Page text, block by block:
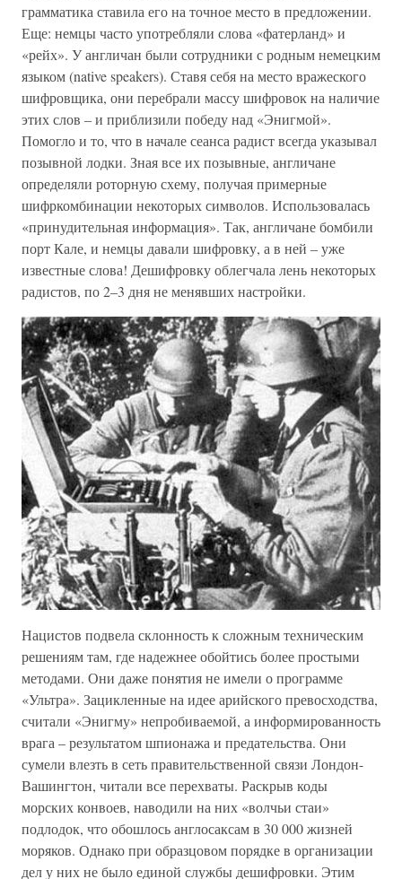
грамматика ставила его на точное место в предложении.
Еще: немцы часто употребляли слова «фатерланд» и
«рейх». У англичан были сотрудники с родным немецким
языком (native speakers). Ставя себя на место вражеского
шифровщика, они перебрали массу шифровок на наличие
этих слов – и приблизили победу над «Энигмой».
Помогло и то, что в начале сеанса радист всегда указывал
позывной лодки. Зная все их позывные, англичане
определяли роторную схему, получая примерные
шифркомбинации некоторых символов. Использовалась
«принудительная информация». Так, англичане бомбили
порт Кале, и немцы давали шифровку, а в ней – уже
известные слова! Дешифровку облегчала лень некоторых
радистов, по 2–3 дня не менявших настройки.
Нацистов подвела склонность к сложным техническим
решениям там, где надежнее обойтись более простыми
методами. Они даже понятия не имели о программе
«Ультра». Зацикленные на идее арийского превосходства,
считали «Энигму» непробиваемой, а информированность
врага – результатом шпионажа и предательства. Они
сумели влезть в сеть правительственной связи Лондон-
Вашингтон, читали все перехваты. Раскрыв коды
морских конвоев, наводили на них «волчьи стаи»
подлодок, что обошлось англосаксам в 30 000 жизней
моряков. Однако при образцовом порядке в организации
дел у них не было единой службы дешифровки. Этим